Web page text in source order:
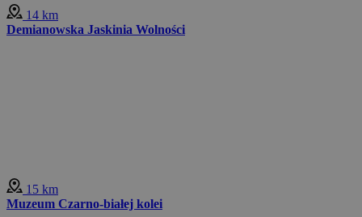
14 km
Demianowska Jaskinia Wolności
15 km
Muzeum Czarno-białej kolei